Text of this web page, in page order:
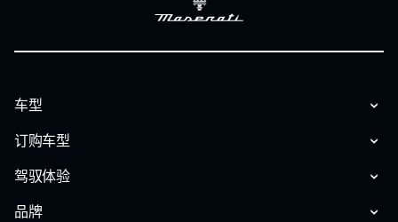
车型
订购车型
驾驭体验
品牌